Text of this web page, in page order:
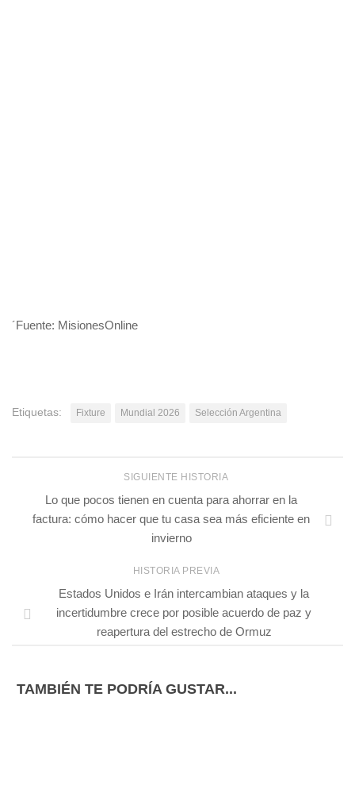
´Fuente: MisionesOnline
Etiquetas: Fixture Mundial 2026 Selección Argentina
SIGUIENTE HISTORIA
Lo que pocos tienen en cuenta para ahorrar en la
factura: cómo hacer que tu casa sea más eficiente en
invierno
HISTORIA PREVIA
Estados Unidos e Irán intercambian ataques y la
incertidumbre crece por posible acuerdo de paz y
reapertura del estrecho de Ormuz
TAMBIÉN TE PODRÍA GUSTAR...